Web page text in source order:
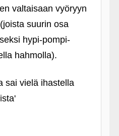
valtaisaan vyöryyn
suurin osa
hypi-pompi-
hahmolla).
sai vielä ihastella